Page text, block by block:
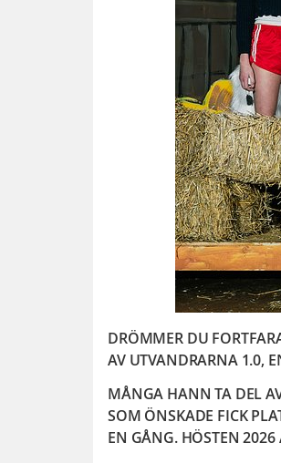
DRÖMMER DU
AV UTVANDRARNA 1.0,
MÅNGA HANN TA DEL
SOM ÖNSKADE FICK
EN GÅNG. HÖSTEN 2026